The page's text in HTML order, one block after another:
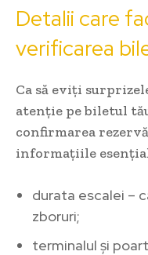
Detalii care
verificarea
Ca să eviți
atenție pe biletul
confirmarea
informațiile
durata escalei –
zboruri;
terminalul și